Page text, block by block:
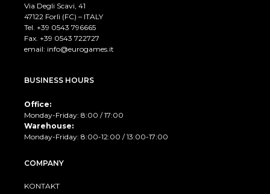
Via Degli Scavi, 41
47122 Forlì (FC) – ITALY
Tel. +39 0543 796665
Fax. +39 0543 722727
email: info@eurogames.it
BUSINESS HOURS
Office:
Monday-Friday: 8:00 / 17:00
Warehouse:
Monday-Friday: 8:00-12:00 / 13:00-17:00
COMPANY
KONTAKT